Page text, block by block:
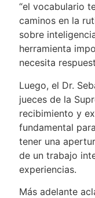
“el vocabulario
caminos en la
sobre
herramienta
necesita
Luego, el Dr.
jueces de la
recibimiento y
fundamental
tener una
de un trabajo
experiencias.
Más adelante